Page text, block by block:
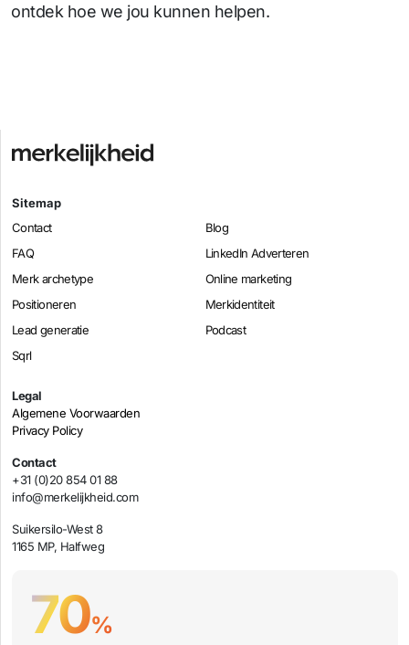
ontdek hoe we jou kunnen helpen.
Sitemap
Contact
Blog
FAQ
LinkedIn Adverteren
Merk archetype
Online marketing
Positioneren
Merkidentiteit
Lead generatie
Podcast
Sqrl
Legal
Algemene Voorwaarden
Privacy Policy
Contact
+31 (0)20 854 01 88
info@merkelijkheid.com
Suikersilo-West 8
1165 MP, Halfweg
70%